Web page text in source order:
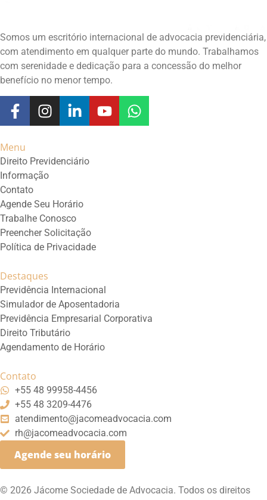
Somos um escritório internacional de advocacia previdenciária,
com atendimento em qualquer parte do mundo. Trabalhamos
com serenidade e dedicação para a concessão do melhor
benefício no menor tempo.
Menu
Direito Previdenciário
Informação
Contato
Agende Seu Horário
Trabalhe Conosco
Preencher Solicitação
Política de Privacidade
Destaques
Previdência Internacional
Simulador de Aposentadoria
Previdência Empresarial Corporativa
Direito Tributário
Agendamento de Horário
Contato
+55 48 99958-4456
+55 48 3209-4476
atendimento@jacomeadvocacia.com
rh@jacomeadvocacia.com
Agende seu horário
© 2026 Jácome Sociedade de Advocacia. Todos os direitos